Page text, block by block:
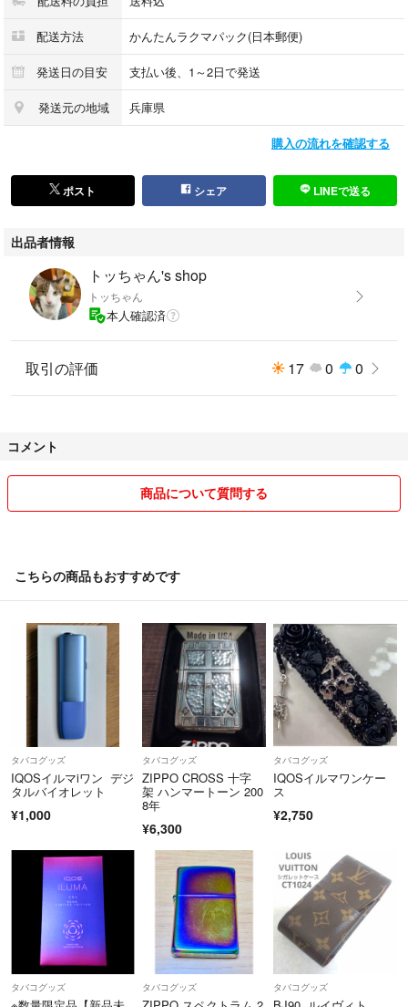
配送方法 かんたんラクマパック(日本郵便)
発送日の目安 支払い後、1～2日で発送
発送元の地域 兵庫県
購入の流れを確認する
ポスト シェア LINEで送る
出品者情報
トッちゃん's shop
トッちゃん
本人確認済
取引の評価 17 0 0
コメント
商品について質問する
こちらの商品もおすすめです
タバコグッズ
IQOSイルマiワン デジ
タルバイオレット
¥1,000
タバコグッズ
ZIPPO CROSS 十字
架 ハンマートーン 200
8年
¥6,300
タバコグッズ
IQOSイルマワンケー
ス
¥2,750
タバコグッズ タバコグッズ タバコグッズ